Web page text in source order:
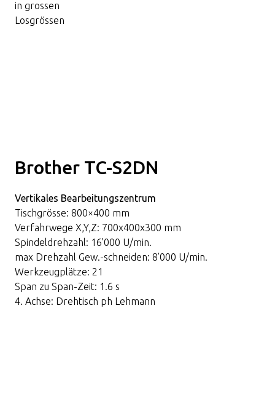
in grossen
Losgrössen
Brother TC-S2DN
Vertikales Bearbeitungszentrum
Tischgrösse: 800×400 mm
Verfahrwege X,Y,Z: 700x400x300 mm
Spindeldrehzahl: 16’000 U/min.
max Drehzahl Gew.-schneiden: 8’000 U/min.
Werkzeugplätze: 21
Span zu Span-Zeit: 1.6 s
4. Achse: Drehtisch ph Lehmann